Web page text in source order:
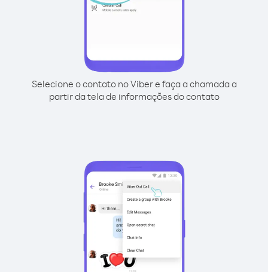
Selecione o contato no Viber e faça a chamada a
partir da tela de informações do contato